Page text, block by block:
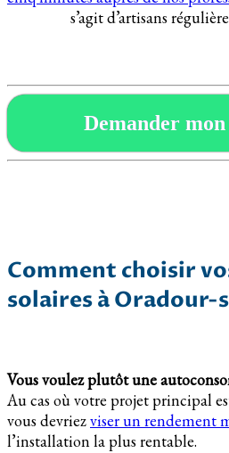
s’agit d’artisans
Demander mon
Comment choisir
solaires à Oradour-
Vous voulez plutôt une
Au cas où votre projet principal
vous devriezviser un rendement
l’installation la plus rentable.